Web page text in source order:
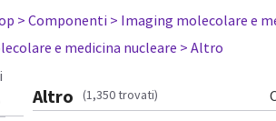
> Componenti > Imaging molecolare e
e medicina nucleare > Altro
Altro (1,350 trovati)